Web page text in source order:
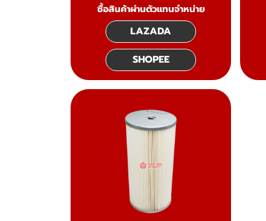
ซื้อสินค้าผ่านตัวแทนจำหน่าย
LAZADA
SHOPEE